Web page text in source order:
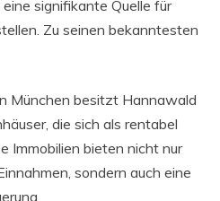
signifikante Quelle für
Zu seinen bekanntesten
München besitzt Hannawald
die sich als rentabel
Immobilien bieten nicht nur
sondern auch eine